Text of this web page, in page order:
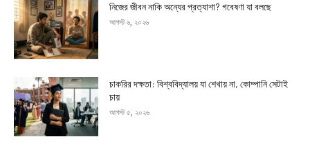
নিজের জীবন নাকি অন্যের প্রত্যাশা? গবেষণা যা বলছে
আগস্ট ৬, ২০২৬
চাকরির দক্ষতা: বিশ্ববিদ্যালয় যা শেখায় না, কোম্পানি সেটাই
চায়
আগস্ট ৫, ২০২৬